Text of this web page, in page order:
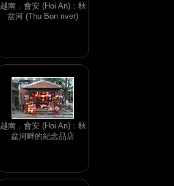
越南．會安 (Hoi An)：秋
盆河 (Thu Bon river)
越南．會安 (Hoi An)：秋
盆河畔的紀念品店